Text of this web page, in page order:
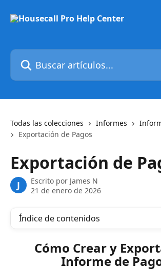
Buscar artículos...
Todas las colecciones Informes
Exportación de Pagos
Exportación de
J Escrito por James N
21 de enero de 2026
Índice de contenidos
Cómo Crear y
Informe de